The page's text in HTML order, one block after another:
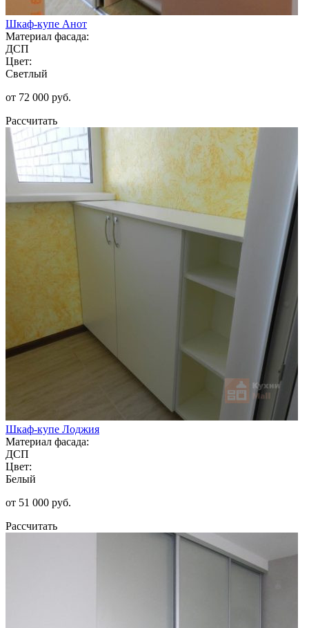
Шкаф-купе Анот
Материал фасада:
ДСП
Цвет:
Светлый
от 72 000 руб.
Рассчитать
Шкаф-купе Лоджия
Материал фасада:
ДСП
Цвет:
Белый
от 51 000 руб.
Рассчитать